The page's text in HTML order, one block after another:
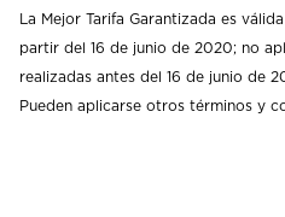
La Mejor Tarifa Garantizada es
partir del 16 de junio de 2020; no
realizadas antes del 16 de junio de
Pueden aplicarse otros términos y